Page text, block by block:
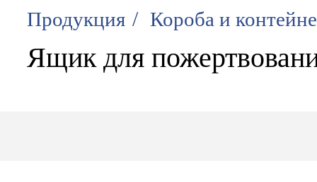
Продукция / Короба и
Ящик для